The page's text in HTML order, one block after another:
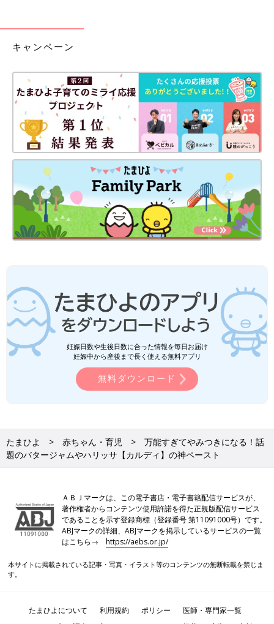
カルディで購入できる、もへじの「ドライフルーツ・ナッツ あ
「小倉あんバター」は小倉あんにバターをたっぷり入れ込んだあ
んスプレッドです。
どちらもたっぷり具沢山！
ペースト」（右）はツヤっとしたあんペーストの中にごろっとし
たドライフルーツが入っています。「小倉あんバター」（左）は
り入っています。
キャンペーン
妊娠日数や生後日数に合った情報を毎日お届け
妊娠中から産後まで長く使える無料アプリ
無料ダウンロード
たまひよ 赤ちゃん・育児
万能すぎてやみつきになる！話
題のバタージャムやハリッサ【カルディ】の神ペースト
ＡＢＪマークは、この電子書店・電子書籍配信サービスが、
著作権者からコンテンツ使用許諾を得た正規版配信サービス
であることを示す登録商標（登録番号 第11091000号）です。
ABJマークの詳細、ABJマークを掲示しているサービスの一覧
はこちら→https://aebs.or.jp/
本サイトに掲載されている記事・写真・イラスト等のコンテンツの無断転載を禁じま
す。
たまひよについて 利用規約 ポリシー
医師・専門家一覧